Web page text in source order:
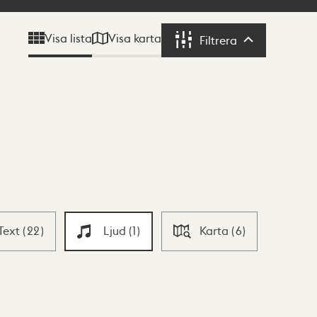
Visa lista Visa karta Filtrera Filtrera
(22) Ljud (1) Karta (6)